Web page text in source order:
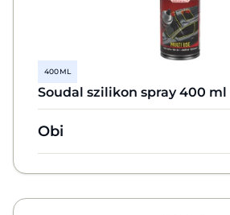
400 ML
Soudal szilikon spray 400 ml
Obi